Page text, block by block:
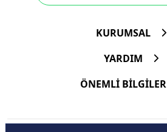
KURUMSAL
YARDIM
ÖNEMLİ BİLGİLER